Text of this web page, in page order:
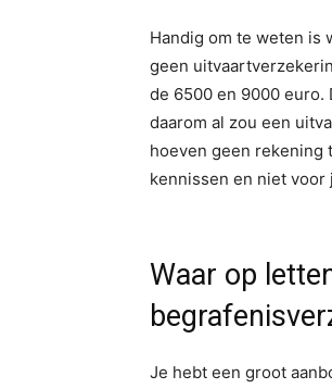
Handig om te weten is
geen
de 6500 en 9000 euro.
daarom al zou een
hoeven geen rekening
kennissen en niet voor
Waar op
Je hebt een groot